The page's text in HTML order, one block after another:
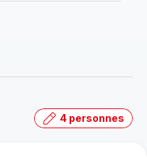
4 personnes